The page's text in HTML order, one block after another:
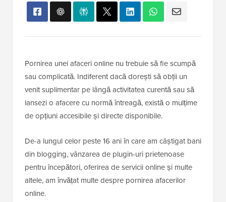
Pornirea unei afaceri online nu trebuie să fie scumpă
sau complicată. Indiferent dacă dorești să obții un
venit suplimentar pe lângă activitatea curentă sau să
lansezi o afacere cu normă întreagă, există o mulțime
de opțiuni accesibile și directe disponibile.
De-a lungul celor peste 16 ani în care am câștigat bani
din blogging, vânzarea de plugin-uri prietenoase
pentru începători, oferirea de servicii online și multe
altele, am învățat multe despre pornirea afacerilor
online.